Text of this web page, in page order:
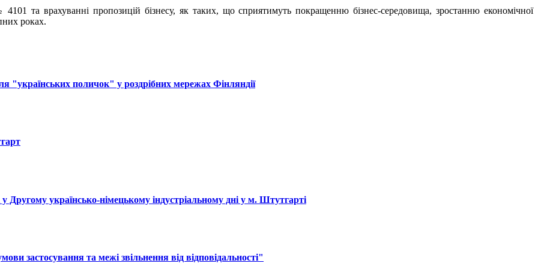
та врахуванні пропозицій бізнесу, як таких, що сприятимуть покращенню бізнес-середовища, зростанню економічної
роках.
"українських поличок" у роздрібних мережах Фінляндії
Другому українсько-німецькому індустріальному дні у м. Штутгарті
застосування та межі звільнення від відповідальності"